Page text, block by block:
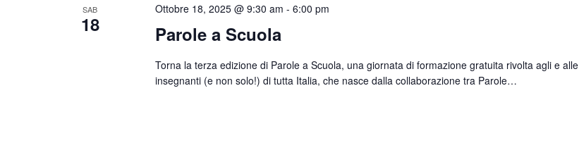
SAB
18 Parole a Scuola
Ottobre 18, 2025 @ 9:30 am - 6:00 pm
Torna la terza edizione di Parole a Scuola, una giornata di formazione gratuita rivolta agli e alle
insegnanti (e non solo!) di tutta Italia, che nasce dalla collaborazione tra Parole…